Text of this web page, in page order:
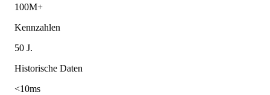
100M+
Kennzahlen
50 J.
Historische Daten
<10ms